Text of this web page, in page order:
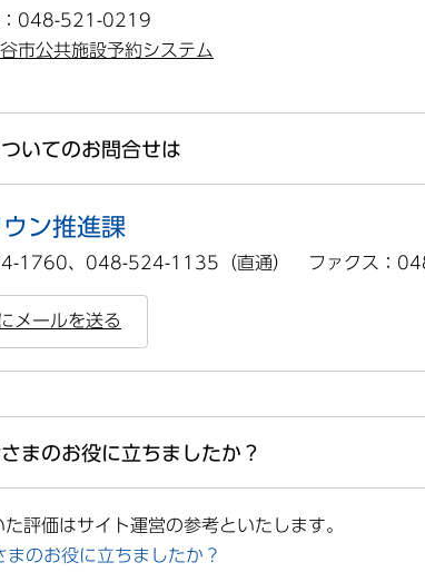
048-521-0219
市公共施設予約システム
いてのお問合せは
ン推進課
1760、048-524-1135（直通） ファクス：
メールを送る
まのお役に立ちましたか？
評価はサイト運営の参考といたします。
まのお役に立ちましたか？